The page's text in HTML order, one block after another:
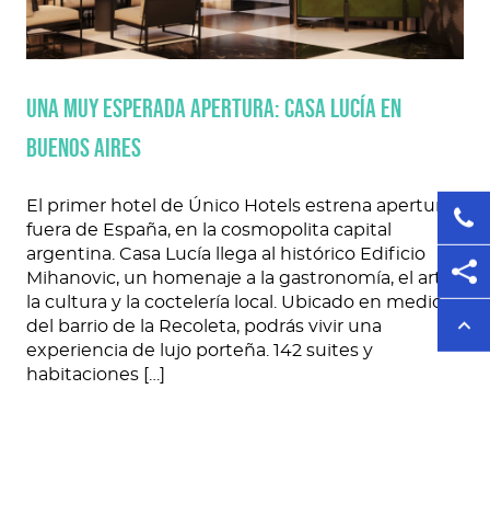
UNA MUY ESPERADA APERTURA: CASA LUCÍA EN
BUENOS AIRES
El primer hotel de Único Hotels estrena apertura
fuera de España, en la cosmopolita capital
argentina. Casa Lucía llega al histórico Edificio
Mihanovic, un homenaje a la gastronomía, el arte,
la cultura y la coctelería local. Ubicado en medio
del barrio de la Recoleta, podrás vivir una
experiencia de lujo porteña. 142 suites y
habitaciones […]